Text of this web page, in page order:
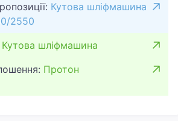
Кутова шліфмашина
2550
Кутова шліфмашина
Протон